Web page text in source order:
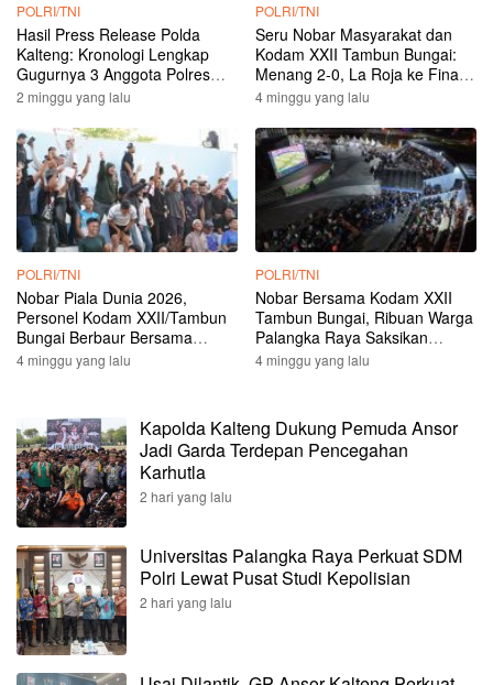
POLRI/TNI
Hasil Press Release Polda
Kalteng: Kronologi Lengkap
Gugurnya 3 Anggota Polres
Katingan di Tumbang Kalemei
2 minggu yang lalu
POLRI/TNI
Seru Nobar Masyarakat dan
Kodam XXII Tambun Bungai:
Menang 2-0, La Roja ke Final
Piala Dunia 2026
4 minggu yang lalu
POLRI/TNI
Nobar Piala Dunia 2026,
Personel Kodam XXII/Tambun
Bungai Berbaur Bersama
Masyarakat di Bundaran Besar
4 minggu yang lalu
POLRI/TNI
Nobar Bersama Kodam XXII
Tambun Bungai, Ribuan Warga
Palangka Raya Saksikan
Spanyol Lolos ke Semifinal
4 minggu yang lalu
Kapolda Kalteng Dukung Pemuda Ansor
Jadi Garda Terdepan Pencegahan
Karhutla
2 hari yang lalu
Universitas Palangka Raya Perkuat SDM
Polri Lewat Pusat Studi Kepolisian
2 hari yang lalu